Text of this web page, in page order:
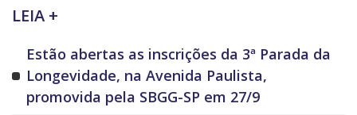
LEIA +
Estão abertas as inscrições da 3ª Parada da
Longevidade, na Avenida Paulista,
promovida pela SBGG-SP em 27/9